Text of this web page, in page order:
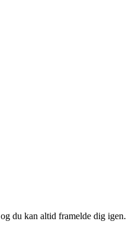
du kan altid framelde dig igen.